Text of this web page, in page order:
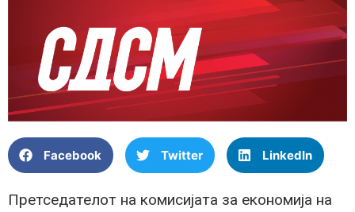
Facebook Twitter LinkedIn
Претседателот на комисијата за економија на